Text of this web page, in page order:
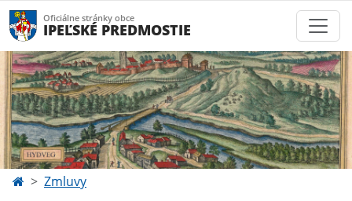
Oficiálne stránky obce
IPEĽSKÉ PREDMOSTIE
Zmluvy